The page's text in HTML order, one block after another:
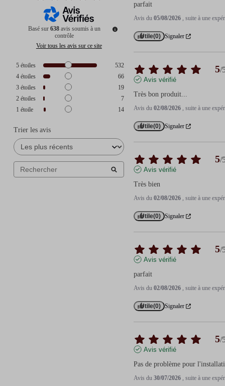
Basé sur638 avis soumis à un
contrôle
Voir tous les avis sur ce site
5étoiles
532
4étoiles
66
3étoiles
19
2étoiles
7
1étoile 14
Trier les avis
parfait
Avis du05/08/2026 , suite à une
Utile(0) Signaler
5/
Avis vérifié
Très bon produit...
Avis du02/08/2026 , suite à une
Utile(0) Signaler
5/
Avis vérifié
Très bien
Avis du02/08/2026 , suite à une
Utile(0) Signaler
5/
Avis vérifié
parfait
Avis du02/08/2026 , suite à une
Utile(0) Signaler
5/
Avis vérifié
Pas de problème pour
Avis du30/07/2026 , suite à une